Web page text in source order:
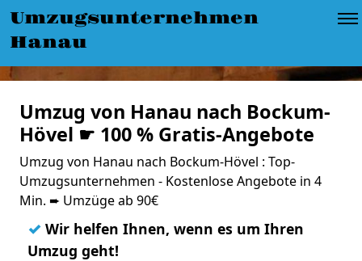
Umzugsunternehmen
Hanau
Umzug von Hanau nach Bockum-
Hövel ☛ 100 % Gratis-Angebote
Umzug von Hanau nach Bockum-Hövel : Top-
Umzugsunternehmen - Kostenlose Angebote in 4
Min. ➨ Umzüge ab 90€
✓ Wir helfen Ihnen, wenn es um Ihren
Umzug geht!